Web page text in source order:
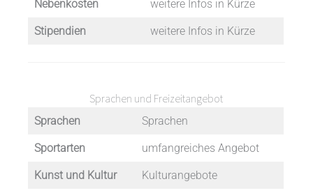
Nebenkosten weitere Infos in Kürze
Stipendien weitere Infos in Kürze
Sprachen und Freizeitangebot
Sprachen Sprachen
Sportarten umfangreiches Angebot
Kunst und Kultur Kulturangebote